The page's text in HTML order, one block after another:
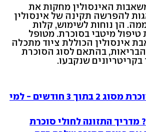
האינסולין מחקות את
להפרשה תקינה של אינסולין
הן נוחות לשימוש, קלות
מיטבי בסוכרת. מטופל
אינסולין הכוללת ציוד מתכלה
בהתאם לסוג הסוכרת
שנקבעו.
השיטה להעלמת סוכרת מסוג 2 בתוך 3 חודשים - למי
מדריך התזונה לחולי סוכרת